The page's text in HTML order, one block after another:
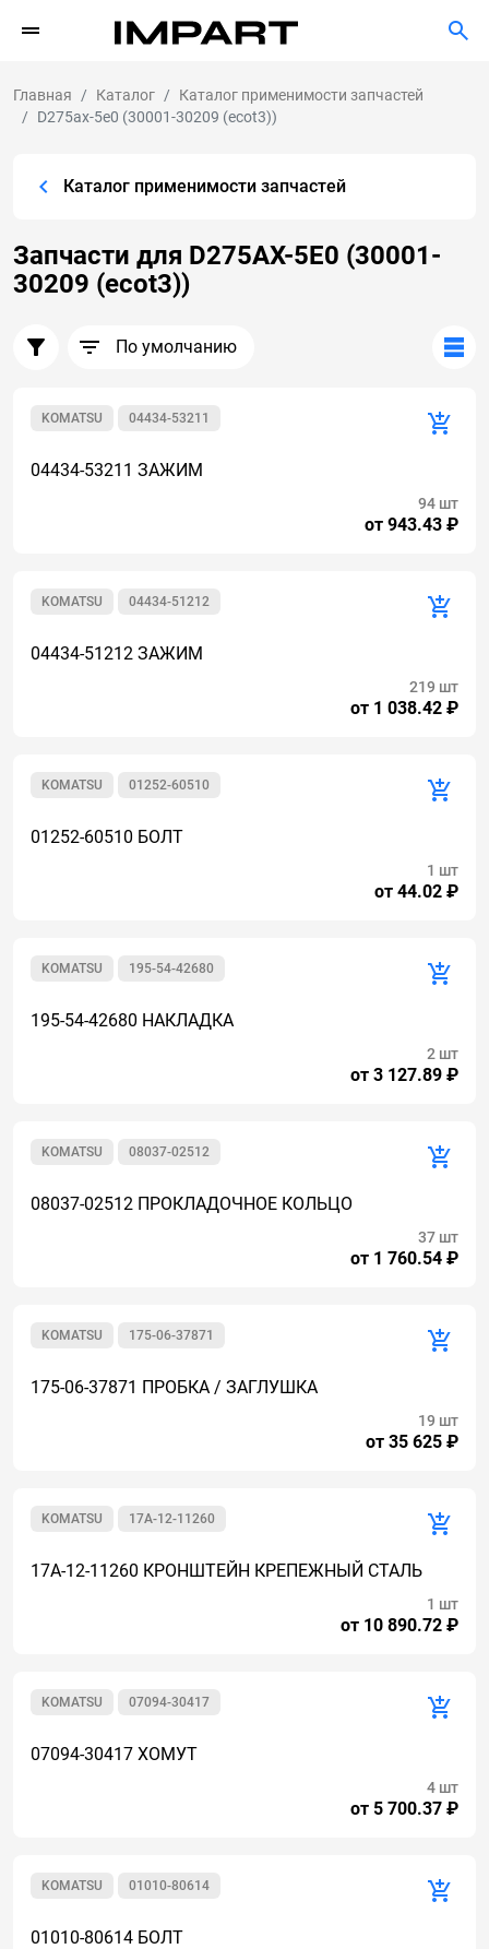
Главная Каталог
Каталог применимости запчастей
D275ax-5e0 (30001-30209 (ecot3))
Каталог применимости запчастей
Запчасти для D275AX-5E0 (30001-
30209 (ecot3))
По умолчанию
04434-53211
KOMATSU
04434-53211 ЗАЖИМ
от 943.43 ₽
94 шт
04434-51212
KOMATSU
04434-51212 ЗАЖИМ
от 1 038.42 ₽
219 шт
01252-60510
KOMATSU
01252-60510 БОЛТ
от 44.02 ₽
1 шт
195-54-42680
KOMATSU
195-54-42680 НАКЛАДКА
от 3 127.89 ₽
2 шт
08037-02512
KOMATSU
08037-02512 ПРОКЛАДОЧНОЕ КОЛЬЦО
от 1 760.54 ₽
37 шт
175-06-37871
KOMATSU
175-06-37871 ПРОБКА / ЗАГЛУШКА
от 35 625 ₽
19 шт
17A-12-11260
KOMATSU
17A-12-11260 КРОНШТЕЙН КРЕПЕЖНЫЙ СТАЛЬ
от 10 890.72 ₽
1 шт
07094-30417
KOMATSU
07094-30417 ХОМУТ
от 5 700.37 ₽
4 шт
01010-80614
KOMATSU
01010-80614 БОЛТ